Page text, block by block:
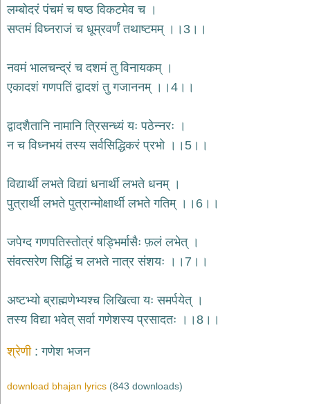
bhajans
शिव
bhajans
हनुमान
hanuman
bhajans
साईं
bhajans
जैन
jain
bhajans
durga
bhajans
भजन
ganesh
राम
लम्बोदरं पंचमं च षष्ठ विकटमेव च ।
सप्तमं विघ्नराजं च धूम्रवर्णं तथाष्टमम् ।।3।।
नवमं भालचन्द्रं च दशमं तु विनायकम् ।
एकादशं गणपतिं द्वादशं तु गजाननम् ।।4।।
द्वादशैतानि नामानि त्रिसन्ध्यं यः पठेन्नरः ।
न च विध्नभयं तस्य सर्वसिद्धिकरं प्रभो ।।5।।
विद्यार्थी लभते विद्यां धनार्थी लभते धनम् ।
पुत्रार्थी लभते पुत्रान्मोक्षार्थी लभते गतिम् ।।6।।
जपेग्द गणपतिस्तोत्रं षड्भिर्मासैः फ़लं लभेत् ।
संवत्सरेण सिद्धिं च लभते नात्र संशयः ।।7।।
अष्टभ्यो ब्राह्मणेभ्यश्च लिखित्वा यः समर्पयेत् ।
तस्य विद्या भवेत् सर्वा गणेशस्य प्रसादतः ।।8।।
श्रेणी गणेश भजन
download bhajan lyrics (843 downloads)